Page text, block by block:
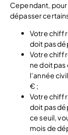
Cependant,
dépasser
Votre
doit pas
Votre
ne doit
l’année
€ ;
Votre
doit pas
ce seuil,
mois de